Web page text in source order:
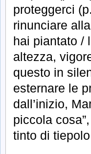
proteggerci
rinunciare
hai piantato /
altezza,
questo in
esternare le
dall’inizio,
piccola
tinto di